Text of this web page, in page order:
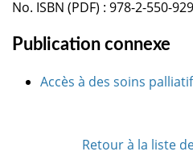
No. ISBN (PDF) : 978-2-550-
Publication connexe
Accès à des soins
Retour à la liste